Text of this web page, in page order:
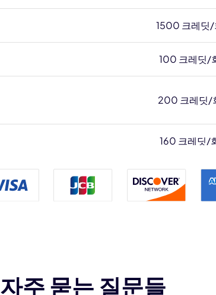
1500 크레딧/
100 크레딧/
200 크레딧/
160 크레딧/
240 크레딧/
30 크레딧/회
자주 묻는 질문들